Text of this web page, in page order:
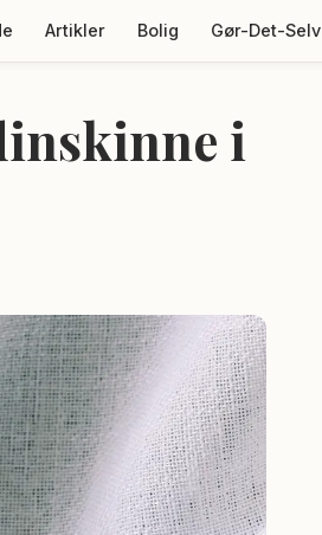
Artikler Bolig Gør-Det-Selv
i